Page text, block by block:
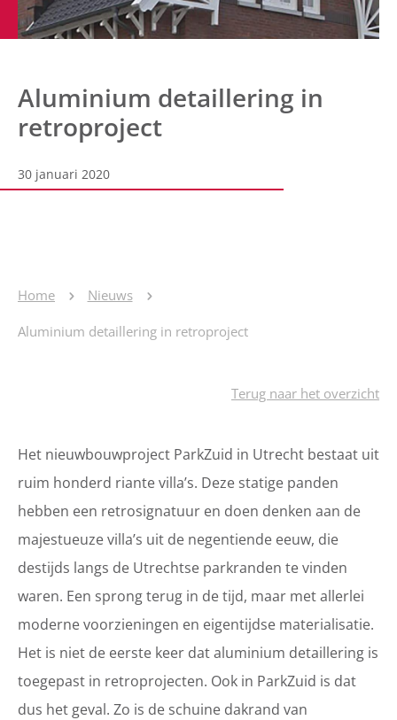
Aluminium detaillering in
retroproject
30 januari 2020
Home Nieuws
Aluminium detaillering in retroproject
Terug naar het overzicht
Het nieuwbouwproject ParkZuid in Utrecht bestaat uit
ruim honderd riante villa’s. Deze statige panden
hebben een retrosignatuur en doen denken aan de
majestueuze villa’s uit de negentiende eeuw, die
destijds langs de Utrechtse parkranden te vinden
waren. Een sprong terug in de tijd, maar met allerlei
moderne voorzieningen en eigentijdse materialisatie.
Het is niet de eerste keer dat aluminium detaillering is
toegepast in retroprojecten. Ook in ParkZuid is dat
dus het geval. Zo is de schuine dakrand van